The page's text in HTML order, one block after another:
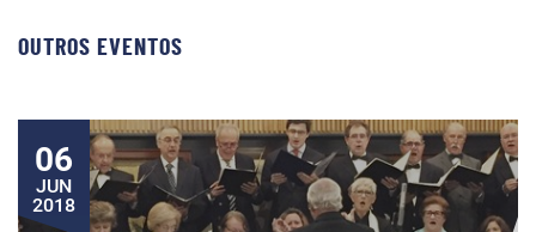
OUTROS EVENTOS
06
JUN
2018